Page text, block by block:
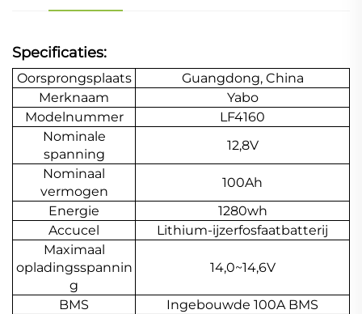
Specificaties:
Oorsprongsplaats
Guangdong, China
Merknaam
Yabo
Modelnummer
LF4160
Nominale
spanning
12,8V
Nominaal
vermogen
100Ah
Energie
1280wh
Accucel
Lithium-ijzerfosfaatbatterij
Maximaal
opladingsspannin
g
14,0~14,6V
BMS
Ingebouwde 100A BMS